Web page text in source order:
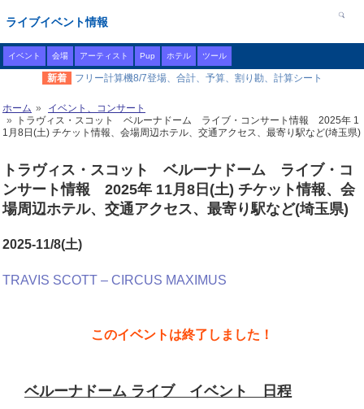
ライブイベント情報
イベント 会場 アーティスト Pup ホテル ツール
新着 フリー計算機8/7登場、合計、予算、割り勘、計算シート
ホーム
イベント、コンサート
トラヴィス・スコット ベルーナドーム ライブ・コンサート情報 2025年 1
1月8日(土) チケット情報、会場周辺ホテル、交通アクセス、最寄り駅など(埼玉県)
トラヴィス・スコット ベルーナドーム ライブ・コ
ンサート情報 2025年 11月8日(土) チケット情報、会
場周辺ホテル、交通アクセス、最寄り駅など(埼玉県)
2025-11/8(土)
TRAVIS SCOTT – CIRCUS MAXIMUS
このイベントは終了しました！
ベルーナドーム ライブ イベント 日程